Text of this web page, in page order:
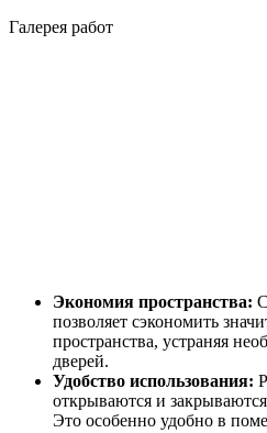
Галерея работ
Экономия пространства:
позволяет сэкономить
пространства, устраняя
дверей.
Удобство использования:
открываются и
Это особенно удобно в